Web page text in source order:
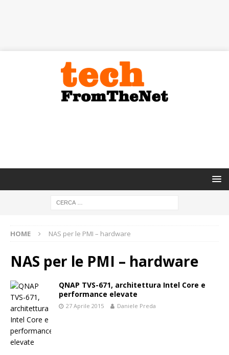
HOME NAS per le PMI – hardware
NAS per le PMI – hardware
QNAP TVS-671, architettura Intel Core e
performance elevate
27 Aprile 2015 Daniele Preda